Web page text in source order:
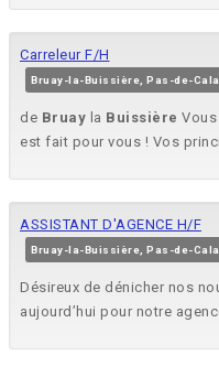
Carreleur F/H
Bruay-la-Buissière, Pas-de-
de Bruay la Buissière
est fait pour vous ! Vos
ASSISTANT D'AGENCE H/F
Bruay-la-Buissière, Pas-de-
Désireux de dénicher nos
aujourd’hui pour notre